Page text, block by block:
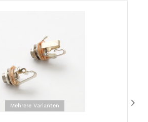
Mehrere Varianten